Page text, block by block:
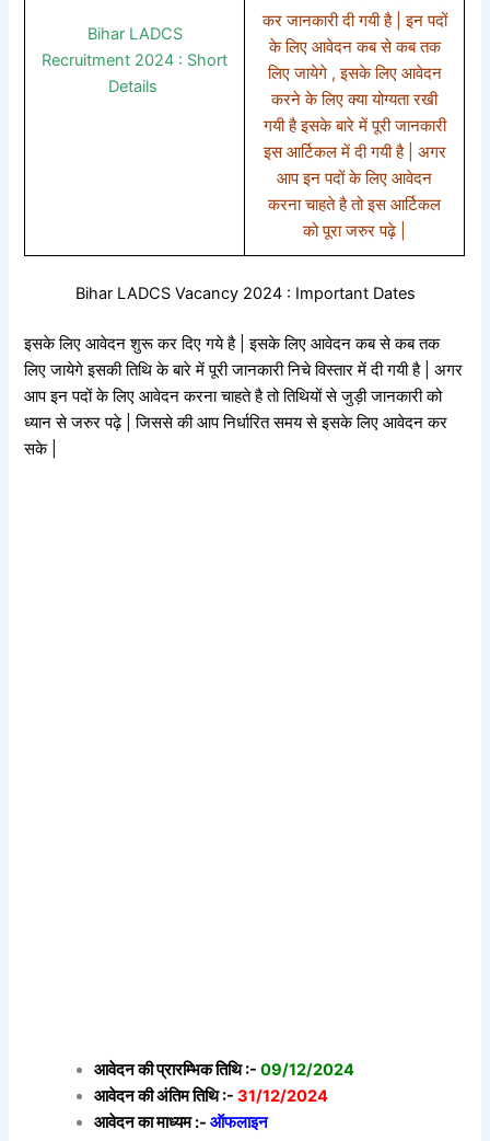
Bihar LADCS
Recruitment 2024 : Short
Details
कर जानकारी दी गयी है | इन पदों
के लिए आवेदन कब से कब तक
लिए जायेगे , इसके लिए आवेदन
करने के लिए क्या योग्यता रखी
गयी है इसके बारे में पूरी जानकारी
इस आर्टिकल में दी गयी है | अगर
आप इन पदों के लिए आवेदन
करना चाहते है तो इस आर्टिकल
को पूरा जरुर पढ़े |
Bihar LADCS Vacancy 2024 : Important Dates
इसके लिए आवेदन शुरू कर दिए गये है | इसके लिए आवेदन कब से कब तक
लिए जायेगे इसकी तिथि के बारे में पूरी जानकारी निचे विस्तार में दी गयी है | अगर
आप इन पदों के लिए आवेदन करना चाहते है तो तिथियों से जुड़ी जानकारी को
ध्यान से जरुर पढ़े | जिससे की आप निर्धारित समय से इसके लिए आवेदन कर
सके |
आवेदन की प्रारम्भिक तिथि :-09/12/2024
आवेदन की अंतिम तिथि :-31/12/2024
आवेदन का माध्यम :-ऑफलाइन